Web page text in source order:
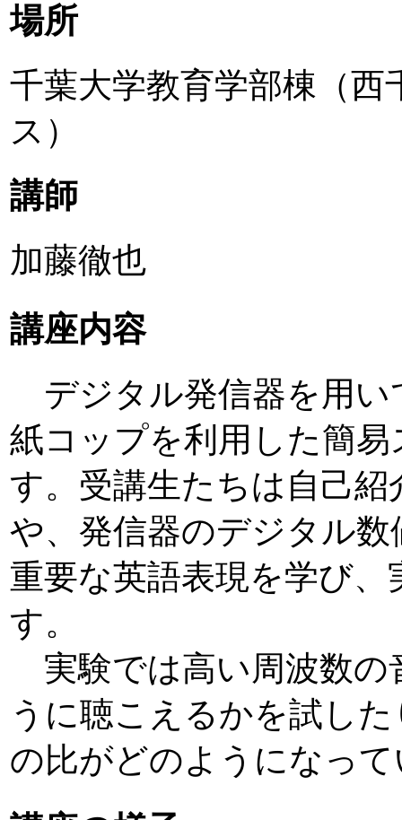
場所
千葉大学教育学部棟（西
ス）
講師
加藤徹也
講座内容
デジタル発信器を用い
紙コップを利用した簡
す。受講生たちは自己
や、発信器のデジタル数
重要な英語表現を学び
す。
実験では高い周波数の
うに聴こえるかを試し
の比がどのようになっ